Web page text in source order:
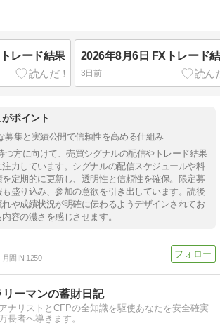
レード結果 2026年8月6日 FXトレード
3日前
ポイント
募集と実績公開で信頼性を高める仕組み
つ方に向けて、売買シグナルの配信やトレード結果
力しています。シグナルの配信スケジュールや料
定期的に更新し、透明性と信頼性を確保。限定募
盛り込み、参加の意欲を引き出しています。読後
や成績状況が明確に伝わるようデザインされてお
容の濃さを感じさせます。
月間IN:1250
リーマンの蓄財日記
ナリストとCFPの全知識を駆使あなたを安全確実
長者へ導きます。